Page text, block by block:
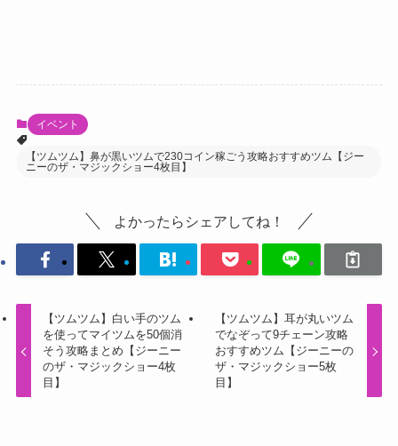
イベント
【ツムツム】鼻が黒いツムで230コイン稼ごう攻略おすすめツム【ジー
ニーのザ・マジックショー4枚目】
よかったらシェアしてね！
【ツムツム】白い手のツム
を使ってマイツムを50個消
そう攻略まとめ【ジーニー
のザ・マジックショー4枚
目】
【ツムツム】耳が丸いツム
でなぞって9チェーン攻略
おすすめツム【ジーニーの
ザ・マジックショー5枚
目】